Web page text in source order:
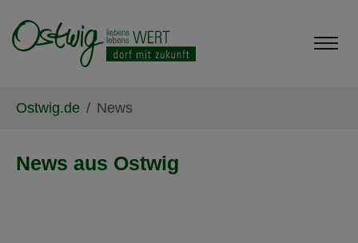
Ostwig.de News
News aus Ostwig